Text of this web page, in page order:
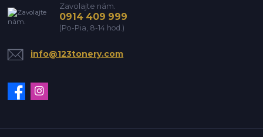
Zavolajte nám.
0914 409 999
(Po-Pia, 8-14 hod.)
info@123tonery.com